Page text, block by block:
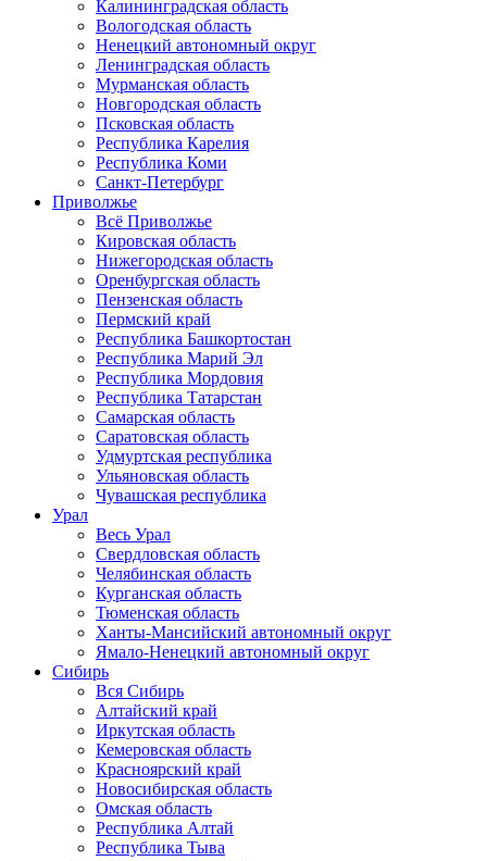
Калининградская область
Вологодская область
Ненецкий автономный округ
Ленинградская область
Мурманская область
Новгородская область
Псковская область
Республика Карелия
Республика Коми
Санкт-Петербург
Приволжье
Всё Приволжье
Кировская область
Нижегородская область
Оренбургская область
Пензенская область
Пермский край
Республика Башкортостан
Республика Марий Эл
Республика Мордовия
Республика Татарстан
Самарская область
Саратовская область
Удмуртская республика
Ульяновская область
Чувашская республика
Урал
Весь Урал
Свердловская область
Челябинская область
Курганская область
Тюменская область
Ханты-Мансийский автономный округ
Ямало-Ненецкий автономный округ
Сибирь
Вся Сибирь
Алтайский край
Иркутская область
Кемеровская область
Красноярский край
Новосибирская область
Омская область
Республика Алтай
Республика Тыва